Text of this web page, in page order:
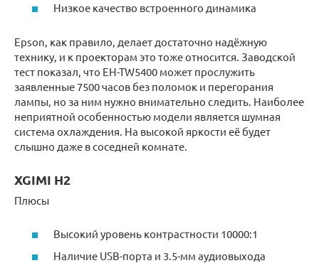
Низкое качество встроенного динамика
Epson, как правило, делает достаточно надёжную
технику, и к проекторам это тоже относится. Заводской
тест показал, что EH-TW5400 может прослужить
заявленные 7500 часов без поломок и перегорания
лампы, но за ним нужно внимательно следить. Наиболее
неприятной особенностью модели является шумная
система охлаждения. На высокой яркости её будет
слышно даже в соседней комнате.
XGIMI H2
Плюсы
Высокий уровень контрастности 10000:1
Наличие USB-порта и 3.5-мм аудиовыхода